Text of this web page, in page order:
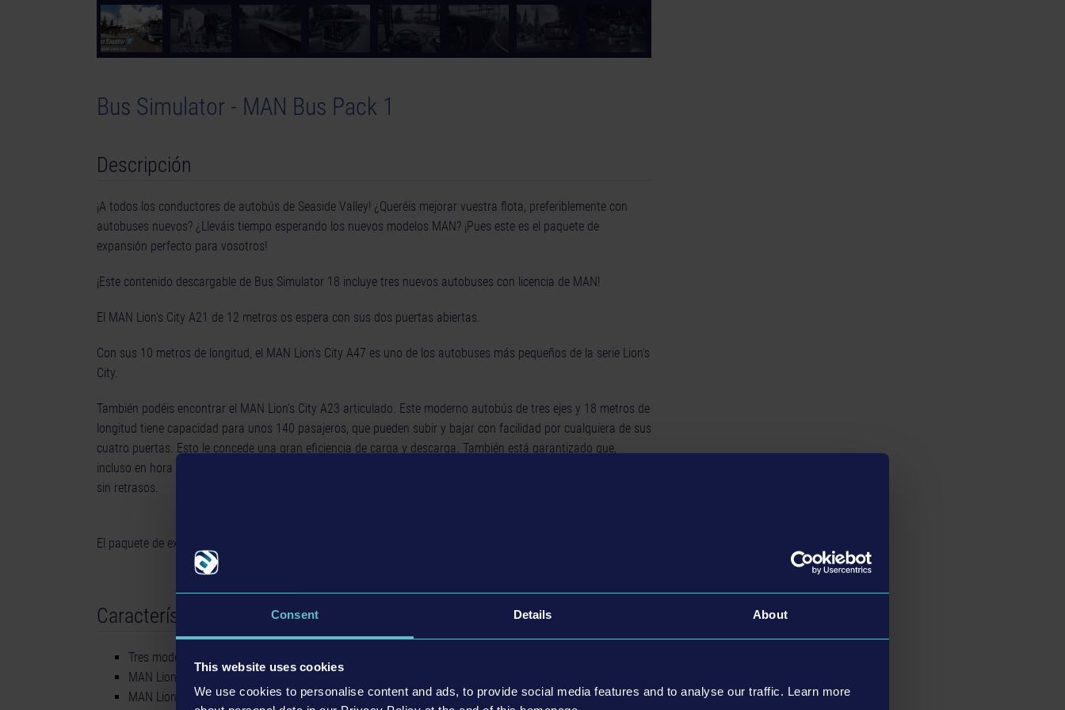
Consent Details About
This website uses cookies
We use cookies to personalise content and ads, to provide social media features and to analyse our traffic. Learn more
Bus Simulator - MAN Bus Pack 1
Descripción
¡A todos los conductores de autobús de Seaside Valley! ¿Queréis mejorar vuestra flota, preferiblemente con
autobuses nuevos? ¿Lleváis tiempo esperando los nuevos modelos MAN? ¡Pues este es el paquete de
expansión perfecto para vosotros!
¡Este contenido descargable de Bus Simulator 18 incluye tres nuevos autobuses con licencia de MAN!
El MAN Lion's City A21 de 12 metros os espera con sus dos puertas abiertas.
Con sus 10 metros de longitud, el MAN Lion's City A47 es uno de los autobuses más pequeños de la serie Lion's
City.
También podéis encontrar el MAN Lion's City A23 articulado. Este moderno autobús de tres ejes y 18 metros de
longitud tiene capacidad para unos 140 pasajeros, que pueden subir y bajar con facilidad por cualquiera de sus
cuatro puertas. Esto le concede una gran eficiencia de carga y descarga. También está garantizado que,
incluso en hora punta, la mayoría de los pasajeros vayan sentados y cómodos mientras los lleváis a su destino
sin retrasos.
El paquete de expansión Bus Simulator 18 requiere el juego completo.
Características
Tres modelos de autobús con licencia oficial de MAN City, reproducidos de forma fidedigna.
MAN Lion's City A21: rígido, 12 metros, 2 ejes y 2 puertas.
MAN Lion's City A23: articulado, 18 metros, 3 ejes y 4 puertas.